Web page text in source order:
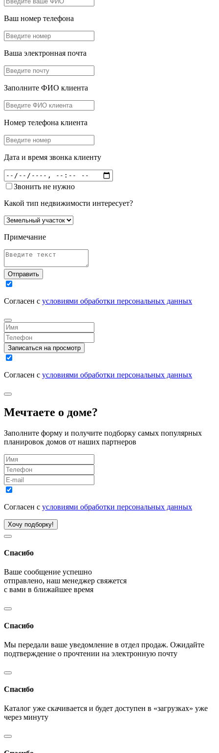
Ваш номер телефона
Ваша электронная почта
Заполните ФИО клиента
Номер телефона клиента
Дата и время звонка клиенту
Звонить не нужно
Какой тип недвижимости интересует?
Примечание
Отправить
Согласен с условиями обработки персональных данных
Записаться на просмотр
Согласен с условиями обработки персональных данных
Мечтаете о доме?
Заполните форму и получите подборку самых популярных
планировок домов от наших партнеров
Согласен с условиями обработки персональных данных
Хочу подборку!
Спасибо
Ваше сообщение успешно
отправлено, наш менеджер свяжется
с вами в ближайшее время
Спасибо
Мы передали ваше уведомление в отдел продаж. Ожидайте
подтверждение о прочтении на электронную почту
Спасибо
Каталог уже скачивается и будет доступен в «загрузках» уже
через минуту